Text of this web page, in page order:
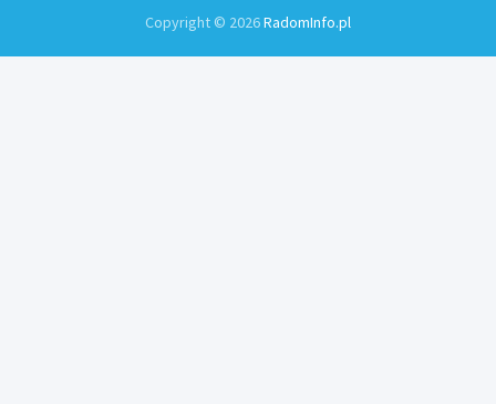
Copyright © 2026RadomInfo.pl